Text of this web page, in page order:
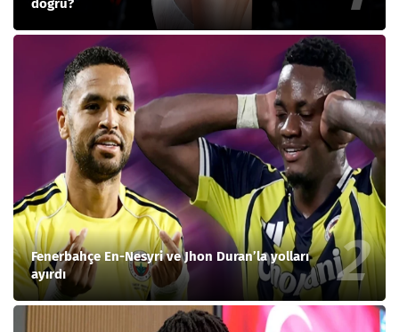
doğru?
Fenerbahçe En-Nesyri ve Jhon Duran’la yolları
ayırdı